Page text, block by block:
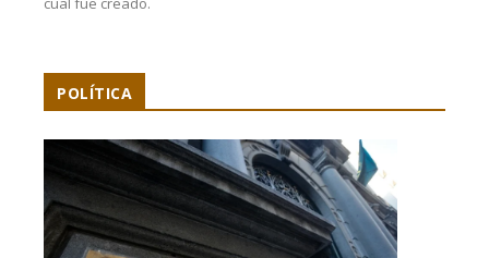
POLÍTICA